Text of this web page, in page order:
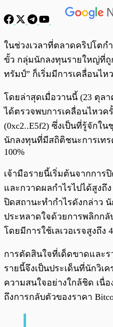
พร้อมเล่น
ในช่วงเวลาที่ตลาดคริปโตก
ขั้ว กลุ่มนักลงทุนรายใหญ่ที่ถู
ทรัมป์” ก็เริ่มมีการเคลื่อนไห
โดยล่าสุดเมื่อวานนี้ (23 ตุลา
ได้ตรวจพบการเคลื่อนไหวค
(0xc2..E5f2) ซึ่งเป็นที่รู้จักใน
นักลงทุนที่มีสถิติชนะการเทร
100%
เจ้ามือรายนี้เริ่มต้นจากการปิ
และกวาดผลกำไรไปได้สูงถึ
ปิดสถานะทำกำไรดังกล่าว
ประหลาดใจด้วยการพลิกกลั
โดยมีการใช้เลเวอเรจสูงถึง
การตัดสินใจที่เด็ดขาดและรว
รายนี้จึงเป็นประเด็นที่นักวิเ
ความสนใจอย่างใกล้ชิด เนื่
ถึงการกลับตัวของราคา